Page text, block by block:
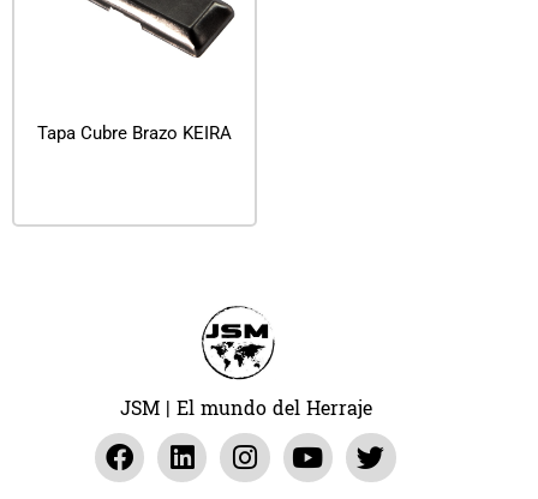
Tapa Cubre Brazo KEIRA
JSM | El mundo del Herraje